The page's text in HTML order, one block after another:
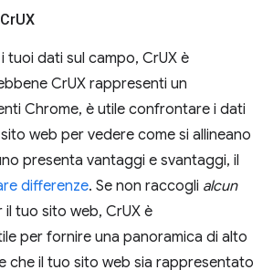
UX
tuoi dati sul campo, CrUX è
CrUX rappresenti un
Chrome, è utile confrontare i dati
web per vedere come si allineano
presenta vantaggi e svantaggi, il
differenze. Se non raccogli alcun
tuo sito web, CrUX è
per fornire una panoramica di alto
che il tuo sito web sia rappresentato